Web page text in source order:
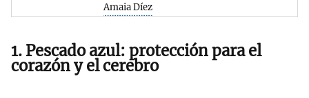
Amaia Díez
1. Pescado azul: protección para el
corazón y el cerebro